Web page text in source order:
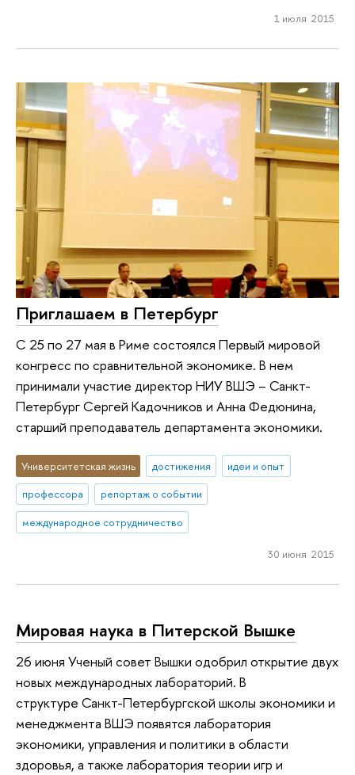
1 июля 2015
Приглашаем в Петербург
С 25 по 27 мая в Риме состоялся Первый мировой
конгресс по сравнительной экономике. В нем
принимали участие директор НИУ ВШЭ – Санкт-
Петербург Сергей Кадочников и Анна Федюнина,
старший преподаватель департамента экономики.
Университетская жизнь достижения
идеи и опыт
профессора
репортаж о событии
международное сотрудничество
30 июня 2015
Мировая наука в Питерской Вышке
26 июня Ученый совет Вышки одобрил открытие двух
новых международных лабораторий. В
структуре Санкт-Петербургской школы экономики и
менеджмента ВШЭ появятся лаборатория
экономики, управления и политики в области
здоровья, а также лаборатория теории игр и